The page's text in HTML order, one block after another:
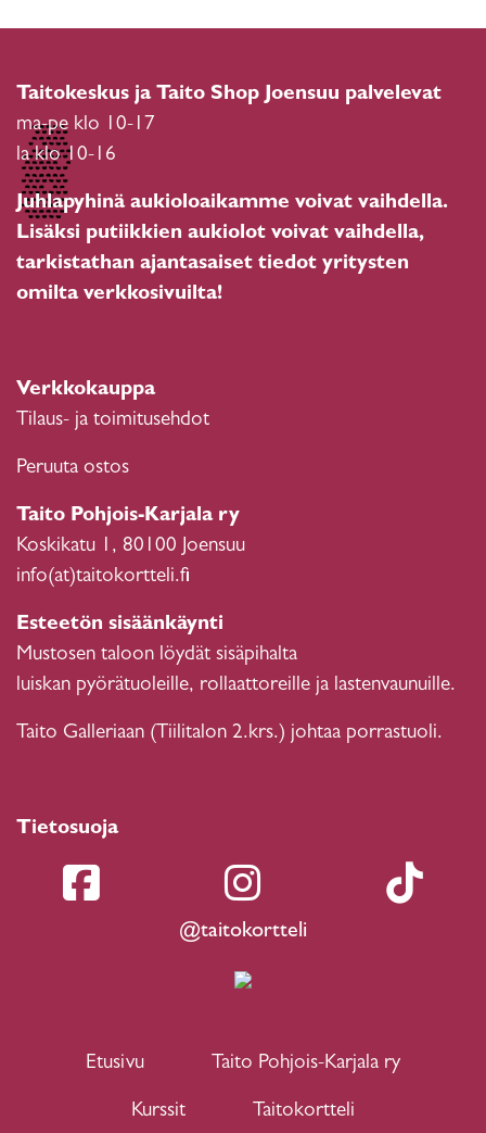
Taitokeskus ja Taito Shop Joensuu palvelevat
ma-pe klo 10-17
la klo 10-16
Juhlapyhinä aukioloaikamme voivat vaihdella.
Lisäksi putiikkien aukiolot voivat vaihdella,
tarkistathan ajantasaiset tiedot yritysten
omilta verkkosivuilta!
Verkkokauppa
Tilaus- ja toimitusehdot
Peruuta ostos
Taito Pohjois-Karjala ry
Koskikatu 1, 80100 Joensuu
info(at)taitokortteli.fi
Esteetön sisäänkäynti
Mustosen taloon löydät sisäpihalta
luiskan pyörätuoleille, rollaattoreille ja lastenvaunuille.
Taito Galleriaan (Tiilitalon 2.krs.) johtaa porrastuoli.
Tietosuoja
@taitokortteli
Etusivu Taito Pohjois-Karjala ry
Kurssit Taitokortteli